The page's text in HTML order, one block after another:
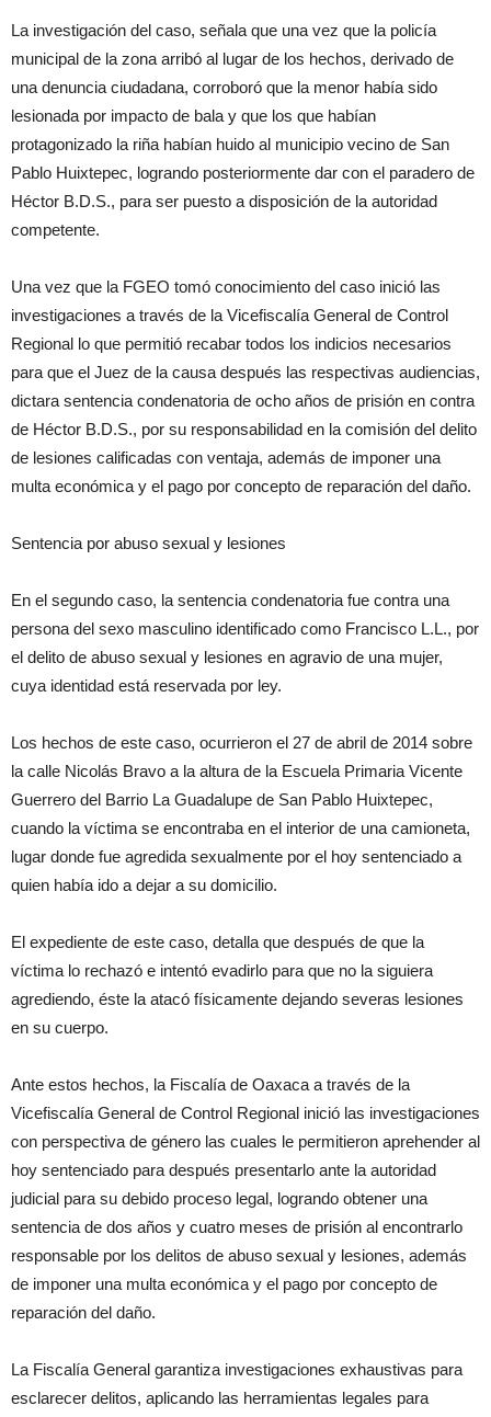
La investigación del caso, señala que una vez que la policía
municipal de la zona arribó al lugar de los hechos, derivado de
una denuncia ciudadana, corroboró que la menor había sido
lesionada por impacto de bala y que los que habían
protagonizado la riña habían huido al municipio vecino de San
Pablo Huixtepec, logrando posteriormente dar con el paradero de
Héctor B.D.S., para ser puesto a disposición de la autoridad
competente.
Una vez que la FGEO tomó conocimiento del caso inició las
investigaciones a través de la Vicefiscalía General de Control
Regional lo que permitió recabar todos los indicios necesarios
para que el Juez de la causa después las respectivas audiencias,
dictara sentencia condenatoria de ocho años de prisión en contra
de Héctor B.D.S., por su responsabilidad en la comisión del delito
de lesiones calificadas con ventaja, además de imponer una
multa económica y el pago por concepto de reparación del daño.
Sentencia por abuso sexual y lesiones
En el segundo caso, la sentencia condenatoria fue contra una
persona del sexo masculino identificado como Francisco L.L., por
el delito de abuso sexual y lesiones en agravio de una mujer,
cuya identidad está reservada por ley.
Los hechos de este caso, ocurrieron el 27 de abril de 2014 sobre
la calle Nicolás Bravo a la altura de la Escuela Primaria Vicente
Guerrero del Barrio La Guadalupe de San Pablo Huixtepec,
cuando la víctima se encontraba en el interior de una camioneta,
lugar donde fue agredida sexualmente por el hoy sentenciado a
quien había ido a dejar a su domicilio.
El expediente de este caso, detalla que después de que la
víctima lo rechazó e intentó evadirlo para que no la siguiera
agrediendo, éste la atacó físicamente dejando severas lesiones
en su cuerpo.
Ante estos hechos, la Fiscalía de Oaxaca a través de la
Vicefiscalía General de Control Regional inició las investigaciones
con perspectiva de género las cuales le permitieron aprehender al
hoy sentenciado para después presentarlo ante la autoridad
judicial para su debido proceso legal, logrando obtener una
sentencia de dos años y cuatro meses de prisión al encontrarlo
responsable por los delitos de abuso sexual y lesiones, además
de imponer una multa económica y el pago por concepto de
reparación del daño.
La Fiscalía General garantiza investigaciones exhaustivas para
esclarecer delitos, aplicando las herramientas legales para